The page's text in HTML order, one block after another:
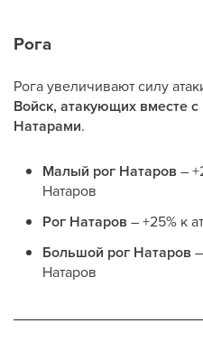
Рога
Рога увеличивают силу
Войск, атакующих вместе с
Натарами.
Малый рог Натаров –
Натаров
Рог Натаров – +25% к
Большой рог Натаров
Натаров